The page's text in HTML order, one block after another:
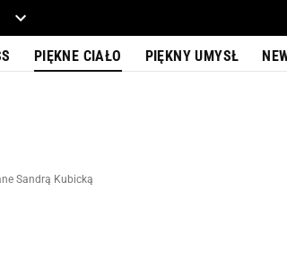
PIĘKNE CIAŁO PIĘKNY UMYSŁ
Sandrą Kubicką